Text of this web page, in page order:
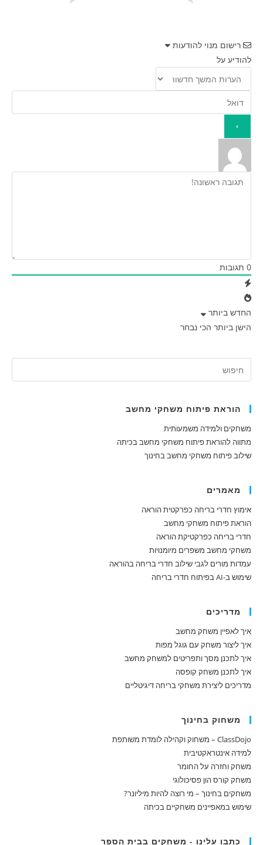
רישום מנוי להודעות
להודיע על
0 תגובות
החדש ביותר
הישן ביותר הכי נבחר
הוראת פיתוח משחקי מחשב
משחקים ולמידה משמעותית
מתווה להוראת פיתוח משחקי מחשב בכיתה
שילוב פיתוח משחקי מחשב בחינוך
מאמרים
אימוץ חדרי בריחה כפרקטית הוראה
הוראת פיתוח משחקי מחשב
חדרי בריחה כפרקטיקת הוראה
משחקי מחשב משפרים מיומנויות
עמדות מורים לגבי שילוב חדרי בריחה בהוראה
שימוש ב-AI בפיתוח חדרי בריחה
מדריכים
איך לאפיין משחק מחשב
איך ליצור משחק עם גוגל מפות
איך לתכנן מסך ותפריטים למשחק מחשב
איך לתכנן משחק קופסה
מדריכים ליצירת משחקי בריחה דיגיטליים
משחוק בחינוך
ClassDojo – משחוק וקהילה לומדת משותפת
למידה אינטראקטיבית
משחק וחזרה על החומר
משחק קורס הון פסיכולוגי
משחקים בחינוך – מי רוצה להיות מיליונר?
שימוש במאפיינים משחקיים בכיתה
כתבו עלינו - משחקים בבית הספר